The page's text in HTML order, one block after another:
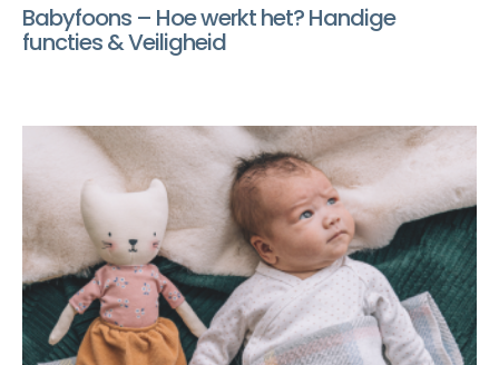
Babyfoons – Hoe werkt het? Handige
functies & Veiligheid